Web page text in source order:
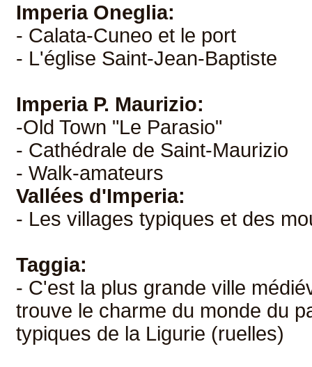
Imperia Oneglia:
- Calata-Cuneo et le port
- L'église Saint-Jean-Baptiste
Imperia P. Maurizio:
-Old Town "Le Parasio"
- Cathédrale de Saint-Maurizio
- Walk-amateurs
Vallées d'Imperia:
- Les villages typiques et des
Taggia:
- C'est la plus grande ville
trouve le charme du monde du
typiques de la Ligurie (ruelles)